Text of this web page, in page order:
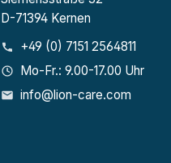
D-71394 Kernen
+49 (0) 7151 2564811
Mo-Fr.: 9.00-17.00 Uhr
info@lion-care.com